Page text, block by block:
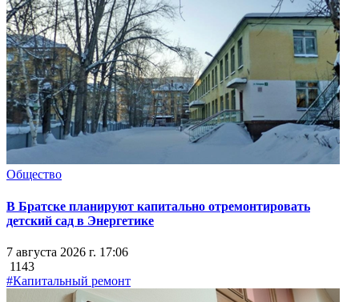
Общество
В Братске планируют капитально отремонтировать
детский сад в Энергетике
7 августа 2026 г. 17:06
1143
#Капитальный ремонт